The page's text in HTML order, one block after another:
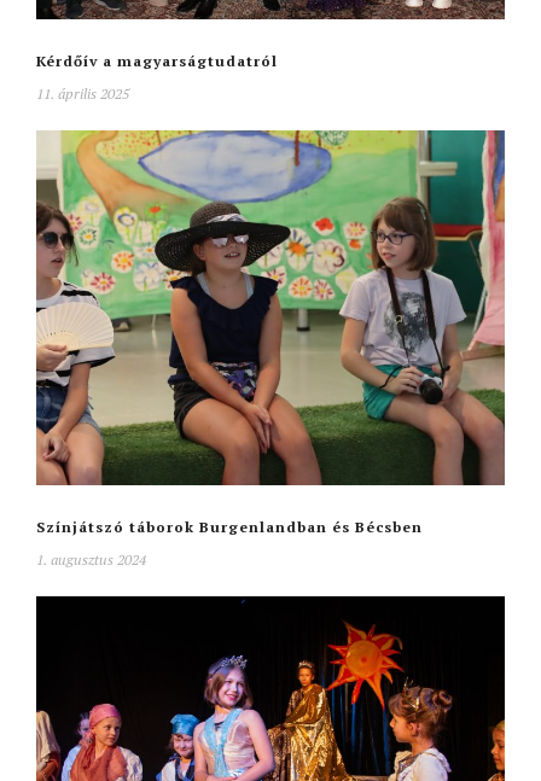
Kérdőív a magyarságtudatról
11. április 2025
Színjátszó táborok Burgenlandban és Bécsben
1. augusztus 2024